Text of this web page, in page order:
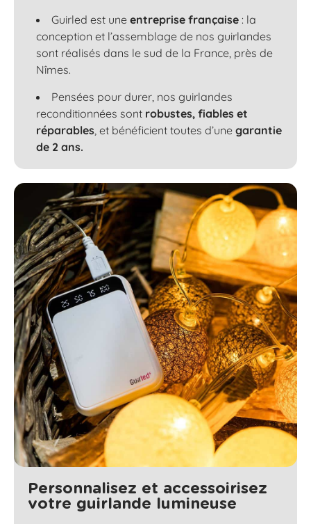
Guirled est une entreprise française : la
conception et l’assemblage de nos guirlandes
sont réalisés dans le sud de la France, près de
Nîmes.
Pensées pour durer, nos guirlandes
reconditionnées sont robustes, fiables et
réparables, et bénéficient toutes d’une garantie
de 2 ans.
Personnalisez et accessoirisez
votre guirlande lumineuse